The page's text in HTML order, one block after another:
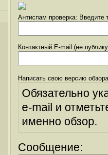
Антиспам проверка: Введите
Контактный E-mail (не
Написать свою версию
Обязательно
e-mail и
именно обзор.
Сообщение: